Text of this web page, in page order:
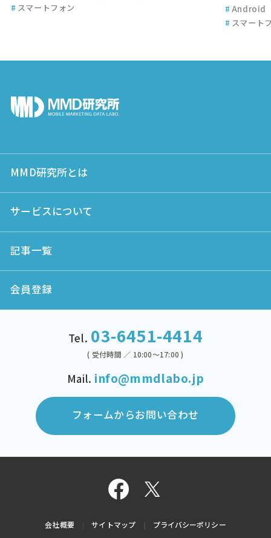
# スマートフォン # Android
# スマート
MMD研究所とは
サービスについて
記事一覧
会員登録
Tel. 03-6451-4414
( 受付時間 ／ 10:00～17:00 )
Mail. info@mmdlabo.jp
フォームからお問い合わせ
会社概要 サイトマップ プライバシーポリシー